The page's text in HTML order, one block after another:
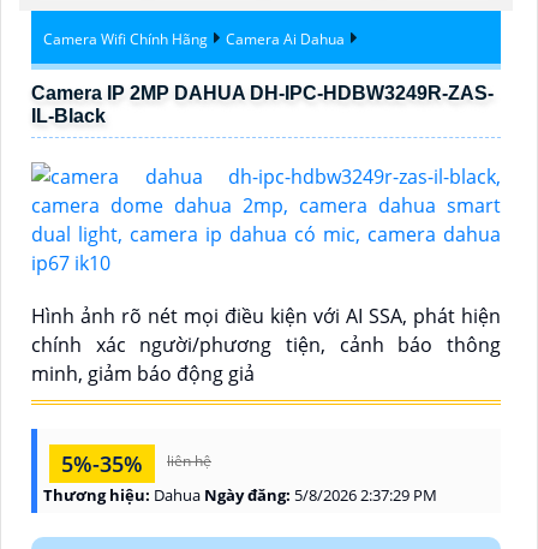
Camera Wifi Chính Hãng Camera Ai Dahua
Camera IP 2MP DAHUA DH-IPC-HDBW3249R-ZAS-
IL-Black
Hình ảnh rõ nét mọi điều kiện với AI SSA, phát hiện
chính xác người/phương tiện, cảnh báo thông
minh, giảm báo động giả
5%-35% liên hệ
Thương hiệu: Dahua Ngày đăng: 5/8/2026 2:37:29 PM